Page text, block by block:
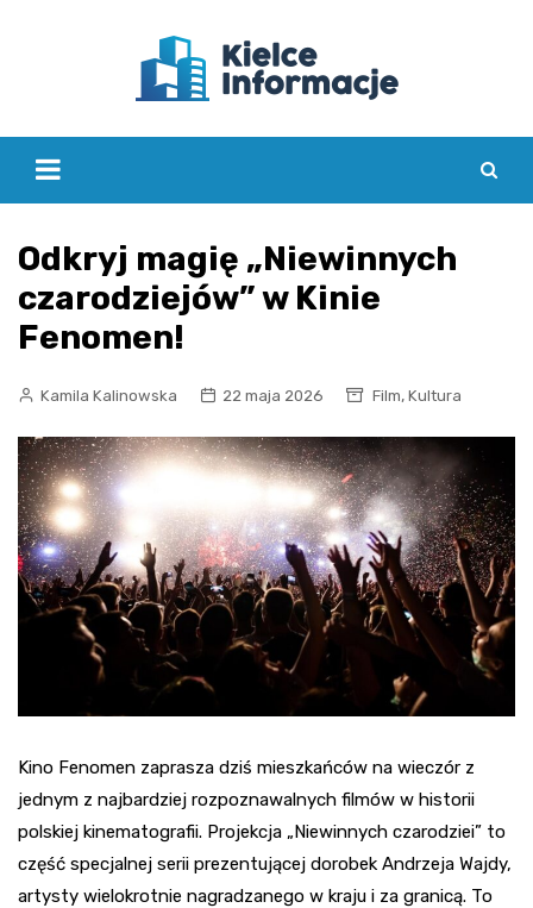
Odkryj magię „Niewinnych
czarodziejów” w Kinie
Fenomen!
Kamila Kalinowska 22 maja 2026 Film, Kultura
Kino Fenomen zaprasza dziś mieszkańców na wieczór z
jednym z najbardziej rozpoznawalnych filmów w historii
polskiej kinematografii. Projekcja „Niewinnych czarodziei” to
część specjalnej serii prezentującej dorobek Andrzeja Wajdy,
artysty wielokrotnie nagradzanego w kraju i za granicą. To